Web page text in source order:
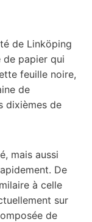
de Linköping
de papier qui
feuille noire,
de
dixièmes de
mais aussi
De
à celle
sur
de